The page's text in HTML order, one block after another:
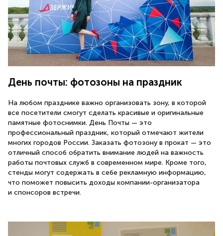
День почты: фотозоны на праздник
На любом празднике важно организовать зону, в которой
все посетители смогут сделать красивые и оригинальные
памятные фотоснимки. День Почты — это
профессиональный праздник, который отмечают жители
многих городов России. Заказать фотозону в прокат — это
отличный способ обратить внимание людей на важность
работы почтовых служб в современном мире. Кроме того,
стенды могут содержать в себе рекламную информацию,
что поможет повысить доходы компании-организатора
и спонсоров встречи.